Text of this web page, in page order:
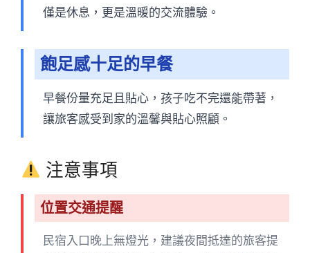
僅是休息，更是溫暖的交流體驗。
飽足感十足的早餐
早餐份量充足且貼心，孩子吃不完還能帶著，
讓旅客感受到家的溫馨與貼心照顧。
注意事項
位置交通提醒
民宿入口晚上無燈光，建議夜間抵達的旅客提